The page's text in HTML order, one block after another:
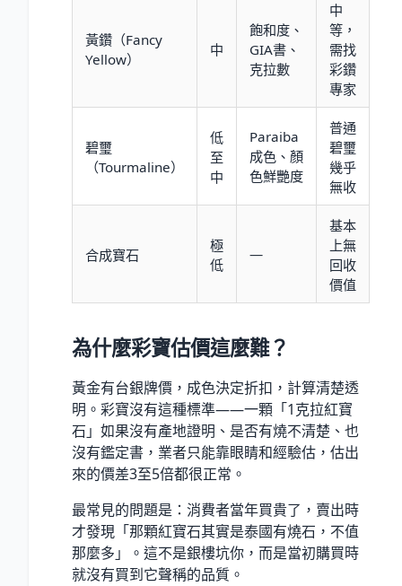
黃鑽（Fancy
Yellow）
中
飽和度、
GIA書、
克拉數
中
等，
需找
彩鑽
專家
碧璽
（Tourmaline）
低
至
中
Paraiba
成色、顏
色鮮艷度
普通
碧璽
幾乎
無收
合成寶石
極
低
—
基本
上無
回收
價值
為什麼彩寶估價這麼難？
黃金有台銀牌價，成色決定折扣，計算清楚透
明。彩寶沒有這種標準——一顆「1克拉紅寶
石」如果沒有產地證明、是否有燒不清楚、也
沒有鑑定書，業者只能靠眼睛和經驗估，估出
來的價差3至5倍都很正常。
最常見的問題是：消費者當年買貴了，賣出時
才發現「那顆紅寶石其實是泰國有燒石，不值
那麼多」。這不是銀樓坑你，而是當初購買時
就沒有買到它聲稱的品質。